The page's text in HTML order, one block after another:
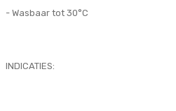
- Wasbaar tot 30°C
INDICATIES: